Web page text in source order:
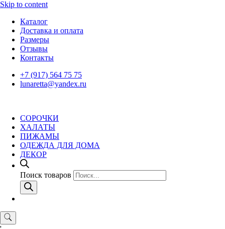
Skip to content
Каталог
Доставка и оплата
Размеры
Отзывы
Контакты
+7 (917) 564 75 75
lunaretta@yandex.ru
СОРОЧКИ
ХАЛАТЫ
ПИЖАМЫ
ОДЕЖДА ДЛЯ ДОМА
ДЕКОР
Поиск товаров